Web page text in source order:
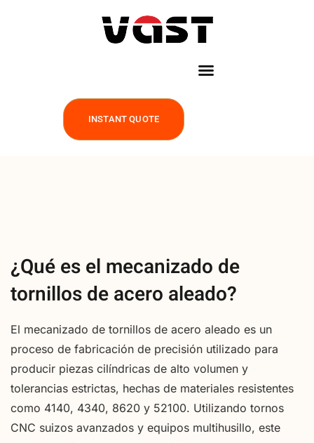
INSTANT QUOTE
¿Qué es el mecanizado de
tornillos de acero aleado?
El mecanizado de tornillos de acero aleado es un
proceso de fabricación de precisión utilizado para
producir piezas cilíndricas de alto volumen y
tolerancias estrictas, hechas de materiales resistentes
como 4140, 4340, 8620 y 52100. Utilizando tornos
CNC suizos avanzados y equipos multihusillo, este